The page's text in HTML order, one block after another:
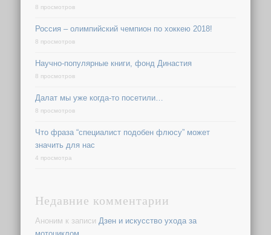
8 просмотров
Россия – олимпийский чемпион по хоккею 2018!
8 просмотров
Научно-популярные книги, фонд Династия
8 просмотров
Далат мы уже когда-то посетили…
8 просмотров
Что фраза “специалист подобен флюсу” может
значить для нас
4 просмотра
Недавние комментарии
Аноним к записиДзен и искусство ухода за